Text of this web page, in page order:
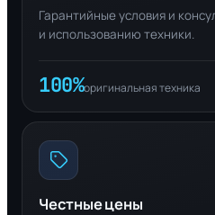
Гарантийные условия и
и использованию техники.
100%оригинальная техника
Честные цены